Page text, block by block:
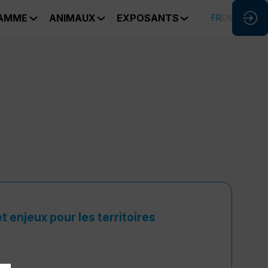
ANIMAUX EXPOSANTS FR
enjeux pour les territoires